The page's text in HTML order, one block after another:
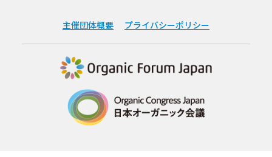
主催団体概要 プライバシーポリシー